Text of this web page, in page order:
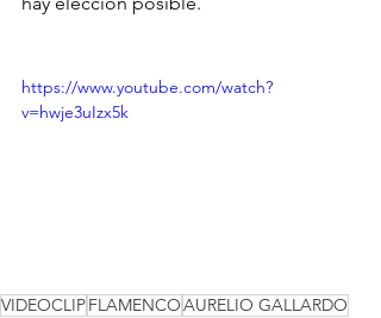
https://www.youtube.com/watch?
v=hwje3uIzx5k
VIDEOCLIPFLAMENCOAURELIO GALLARDO